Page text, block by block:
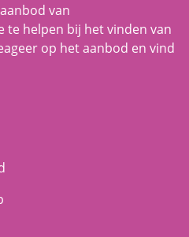
van
te helpen bij het vinden van
op het aanbod en vind